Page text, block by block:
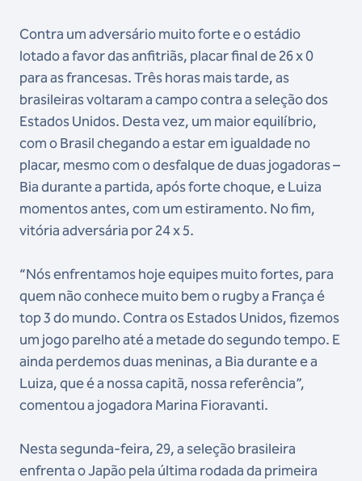
Contra um adversário muito forte e o estádio
lotado a favor das anfitriãs, placar final de 26 x 0
para as francesas. Três horas mais tarde, as
brasileiras voltaram a campo contra a seleção dos
Estados Unidos. Desta vez, um maior equilíbrio,
com o Brasil chegando a estar em igualdade no
placar, mesmo com o desfalque de duas jogadoras –
Bia durante a partida, após forte choque, e Luiza
momentos antes, com um estiramento. No fim,
vitória adversária por 24 x 5.
“Nós enfrentamos hoje equipes muito fortes, para
quem não conhece muito bem o rugby a França é
top 3 do mundo. Contra os Estados Unidos, fizemos
um jogo parelho até a metade do segundo tempo. E
ainda perdemos duas meninas, a Bia durante e a
Luiza, que é a nossa capitã, nossa referência”,
comentou a jogadora Marina Fioravanti.
Nesta segunda-feira, 29, a seleção brasileira
enfrenta o Japão pela última rodada da primeira